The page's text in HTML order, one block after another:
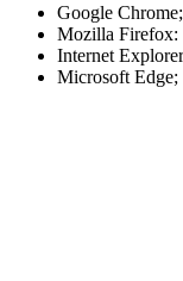
Google Chrome;
Mozilla Firefox:
Internet
Microsoft Edge;